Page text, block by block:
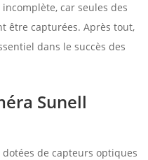
car seules des
être capturées. Après tout,
dans le succès des
Sunell
de capteurs optiques